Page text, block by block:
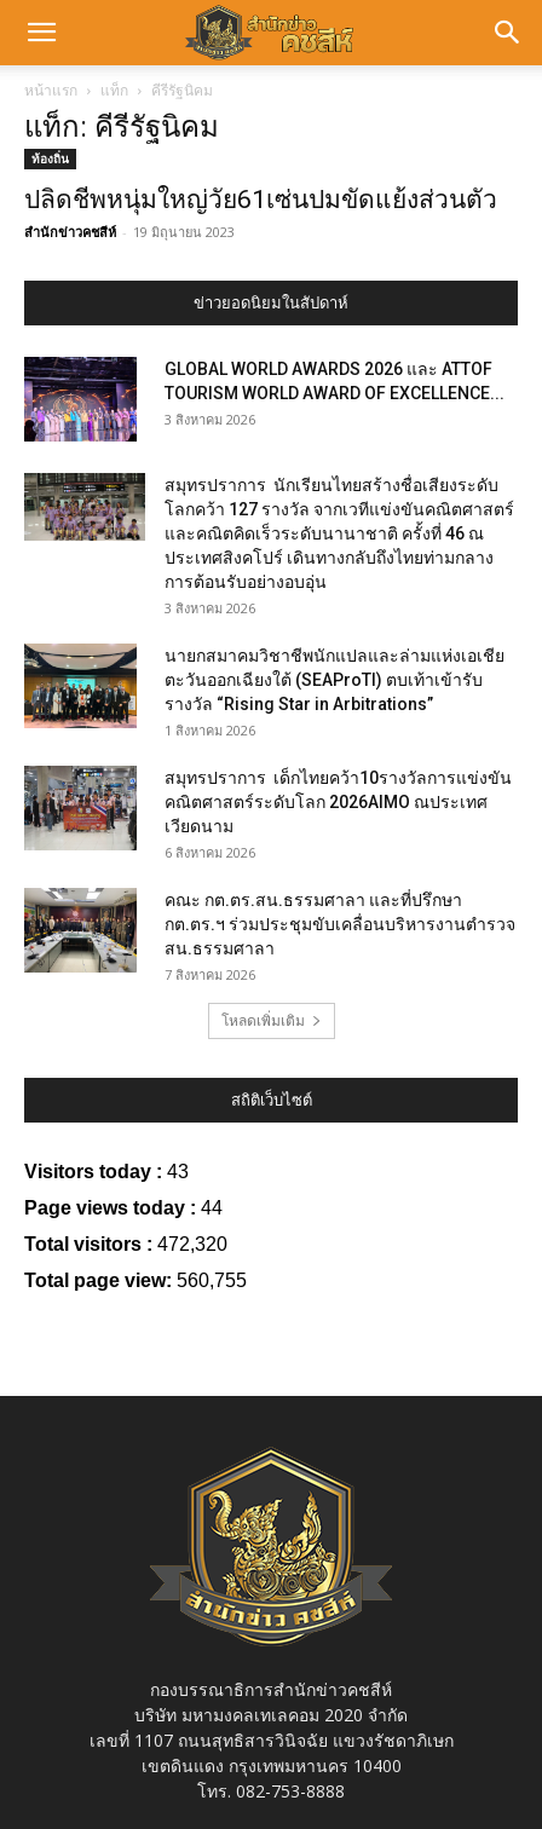
หน้าแรก แท็ก คีรีรัฐนิคม
แท็ก: คีรีรัฐนิคม
ท้องถิ่น
ปลิดชีพหนุ่มใหญ่วัย61เซ่นปมขัดแย้งส่วนตัว
สำนักข่าวคชสีห์ - 19 มิถุนายน 2023
ข่าวยอดนิยมในสัปดาห์
GLOBAL WORLD AWARDS 2026 และ ATTOF
TOURISM WORLD AWARD OF EXCELLENCE...
3 สิงหาคม 2026
สมุทรปราการ นักเรียนไทยสร้างชื่อเสียงระดับ
โลกคว้า 127 รางวัล จากเวทีแข่งขันคณิตศาสตร์
และคณิตคิดเร็วระดับนานาชาติ ครั้งที่ 46 ณ
ประเทศสิงคโปร์ เดินทางกลับถึงไทยท่ามกลาง
การต้อนรับอย่างอบอุ่น
3 สิงหาคม 2026
นายกสมาคมวิชาชีพนักแปลและล่ามแห่งเอเชีย
ตะวันออกเฉียงใต้ (SEAProTI) ตบเท้าเข้ารับ
รางวัล “Rising Star in Arbitrations”
1 สิงหาคม 2026
สมุทรปราการ เด็กไทยคว้า10รางวัลการแข่งขัน
คณิตศาสตร์ระดับโลก 2026AIMO ณประเทศ
เวียดนาม
6 สิงหาคม 2026
คณะ กต.ตร.สน.ธรรมศาลา และที่ปรึกษา
กต.ตร.ฯ ร่วมประชุมขับเคลื่อนบริหารงานตำรวจ
สน.ธรรมศาลา
7 สิงหาคม 2026
โหลดเพิ่มเติม
สถิติเว็บไซต์
Visitors today : 43
Page views today : 44
Total visitors : 472,320
Total page view: 560,755
กองบรรณาธิการสำนักข่าวคชสีห์
บริษัท มหามงคลเทเลคอม 2020 จำกัด
เลขที่ 1107 ถนนสุทธิสารวินิจฉัย แขวงรัชดาภิเษก
เขตดินแดง กรุงเทพมหานคร 10400
โทร. 082-753-8888